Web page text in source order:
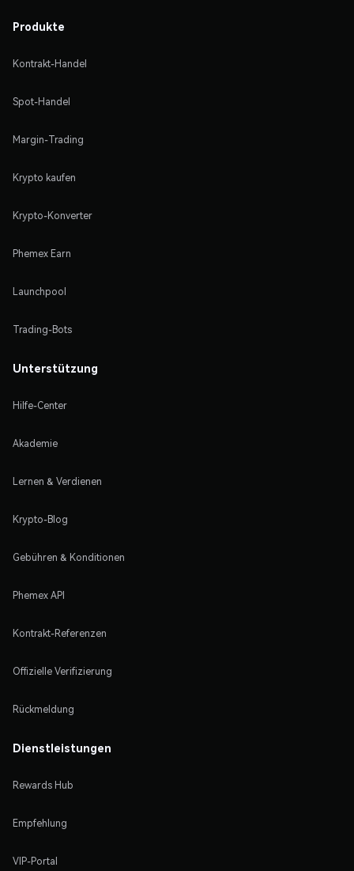
Produkte
Kontrakt-Handel
Spot-Handel
Margin-Trading
Krypto kaufen
Krypto-Konverter
Phemex Earn
Launchpool
Trading-Bots
Unterstützung
Hilfe-Center
Akademie
Lernen & Verdienen
Krypto-Blog
Gebühren & Konditionen
Phemex API
Kontrakt-Referenzen
Offizielle Verifizierung
Rückmeldung
Dienstleistungen
Rewards Hub
Empfehlung
VIP-Portal